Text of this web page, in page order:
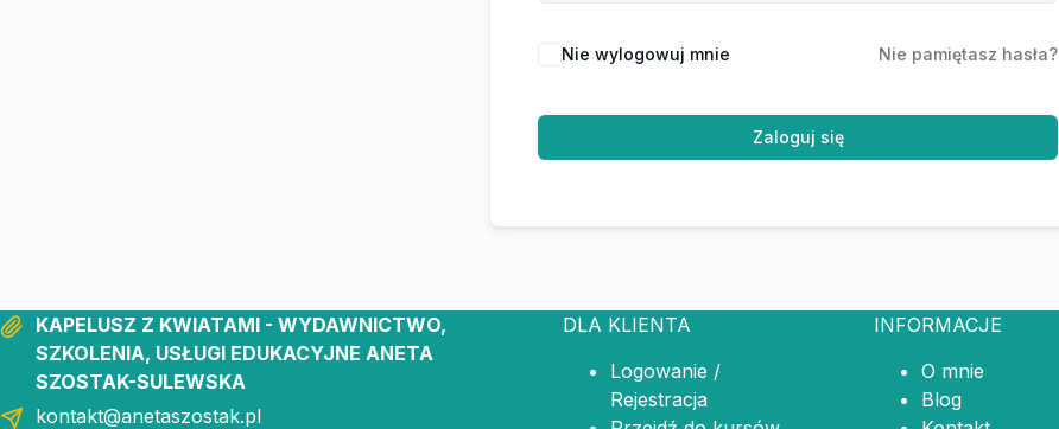
Nie wylogowuj mnie Nie pamiętasz hasła?
Zaloguj się
KAPELUSZ Z KWIATAMI - WYDAWNICTWO,
SZKOLENIA, USŁUGI EDUKACYJNE ANETA
SZOSTAK-SULEWSKA
kontakt@anetaszostak.pl
DLA KLIENTA
Logowanie /
Rejestracja
INFORMACJE
O mnie
Blog